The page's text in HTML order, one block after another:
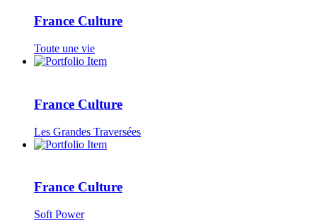
France Culture
Toute une vie
France Culture
Les Grandes Traversées
France Culture
Soft Power